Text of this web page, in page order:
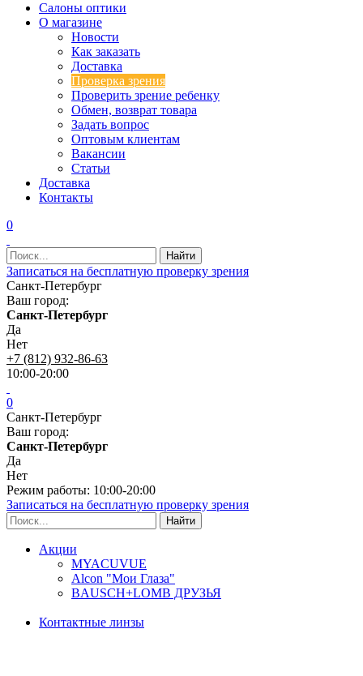
Салоны оптики
О магазине
Новости
Как заказать
Доставка
Проверка зрения
Проверить зрение ребенку
Обмен, возврат товара
Задать вопрос
Оптовым клиентам
Вакансии
Статьи
Доставка
Контакты
0
Записаться на бесплатную проверку зрения
Санкт-Петербург
Ваш город:
Санкт-Петербург
Да
Нет
+7 (812) 932-86-63
10:00-20:00
0
Санкт-Петербург
Ваш город:
Санкт-Петербург
Да
Нет
Режим работы: 10:00-20:00
Записаться на бесплатную проверку зрения
Акции
MYACUVUE
Alcon "Мои Глаза"
BAUSCH+LOMB ДРУЗЬЯ
Контактные линзы